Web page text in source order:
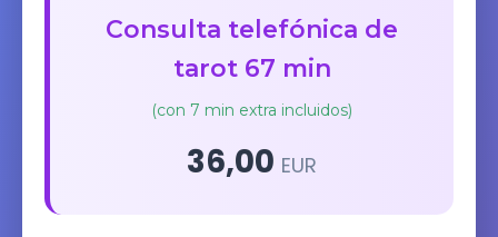
Consulta telefónica de
tarot 67 min
(con 7 min extra incluidos)
36,00 EUR